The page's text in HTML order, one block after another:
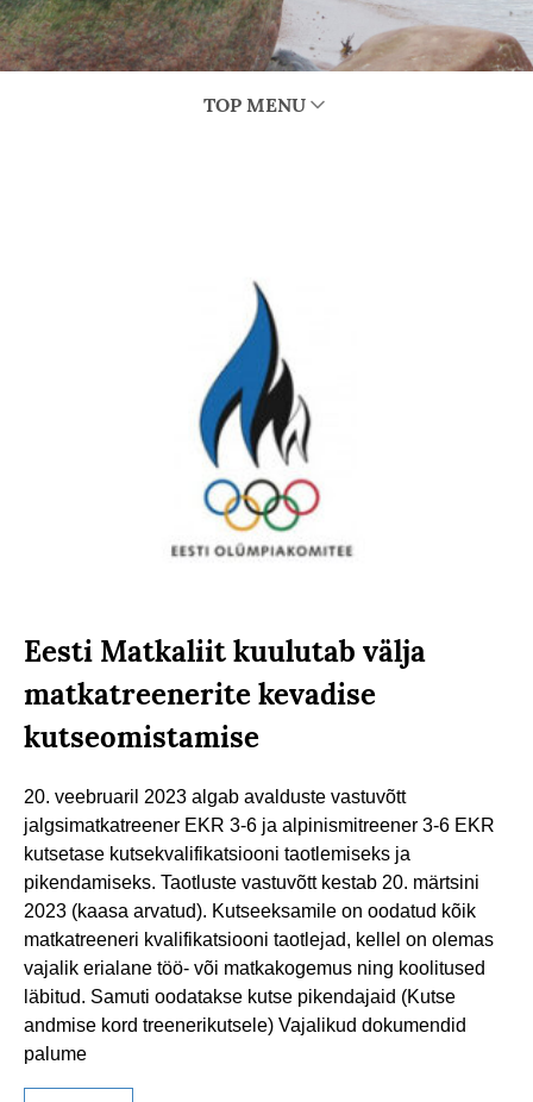
TOP MENU
Eesti Matkaliit kuulutab välja
matkatreenerite kevadise
kutseomistamise
20. veebruaril 2023 algab avalduste vastuvõtt
jalgsimatkatreener EKR 3-6 ja alpinismitreener 3-6 EKR
kutsetase kutsekvalifikatsiooni taotlemiseks ja
pikendamiseks. Taotluste vastuvõtt kestab 20. märtsini
2023 (kaasa arvatud). Kutseeksamile on oodatud kõik
matkatreeneri kvalifikatsiooni taotlejad, kellel on olemas
vajalik erialane töö- või matkakogemus ning koolitused
läbitud. Samuti oodatakse kutse pikendajaid (Kutse
andmise kord treenerikutsele) Vajalikud dokumendid
palume